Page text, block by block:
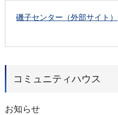
磯子センター（外部サイト）
コミュニティハウス
お知らせ